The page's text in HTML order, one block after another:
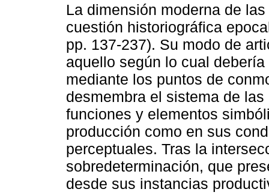
La dimensión moderna de
cuestión historiográfica
pp. 137-237). Su modo de
aquello según lo cual
mediante los puntos de
desmembra el sistema de
funciones y elementos
producción como en sus
perceptuales. Tras la
sobredeterminación, que
desde sus instancias